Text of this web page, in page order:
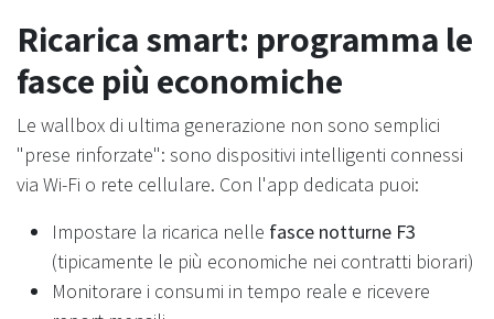
Ricarica smart: programma le
fasce più economiche
Le wallbox di ultima generazione non sono semplici
"prese rinforzate": sono dispositivi intelligenti connessi
via Wi-Fi o rete cellulare. Con l'app dedicata puoi:
Impostare la ricarica nelle fasce notturne F3
(tipicamente le più economiche nei contratti biorari)
Monitorare i consumi in tempo reale e ricevere